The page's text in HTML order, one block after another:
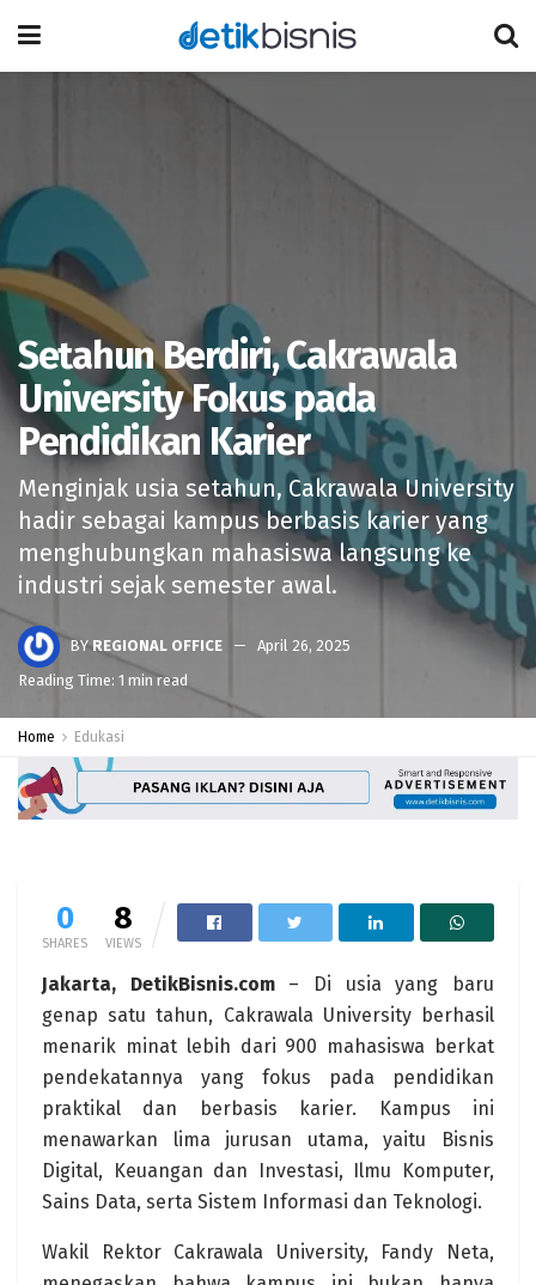
Setahun Berdiri, Cakrawala
University Fokus pada
Pendidikan Karier
Menginjak usia setahun, Cakrawala University
hadir sebagai kampus berbasis karier yang
menghubungkan mahasiswa langsung ke
industri sejak semester awal.
BY REGIONAL OFFICE
April 26, 2025
Reading Time: 1 min read
Home Edukasi
0
SHARES
8
VIEWS
Jakarta, DetikBisnis.com– Di usia yang baru
genap satu tahun, Cakrawala University berhasil
menarik minat lebih dari 900 mahasiswa berkat
pendekatannya yang fokus pada pendidikan
praktikal dan berbasis karier. Kampus ini
menawarkan lima jurusan utama, yaitu Bisnis
Digital, Keuangan dan Investasi, Ilmu Komputer,
Sains Data, serta Sistem Informasi dan Teknologi.
Wakil Rektor Cakrawala University, Fandy Neta,